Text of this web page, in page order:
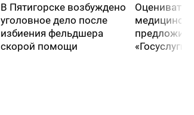
В Пятигорске возбуждено
уголовное дело после
избиения фельдшера
скорой помощи
Оценивать
«Госуслуги»